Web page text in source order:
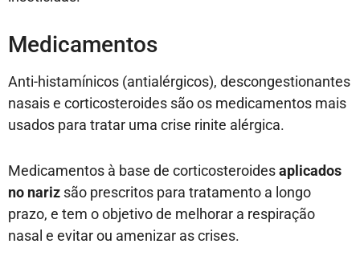
Medicamentos
Anti-histamínicos (antialérgicos), descongestionantes
nasais e corticosteroides são os medicamentos mais
usados para tratar uma crise rinite alérgica.
Medicamentos à base de corticosteroidesaplicados
no nariz são prescritos para tratamento a longo
prazo, e tem o objetivo de melhorar a respiração
nasal e evitar ou amenizar as crises.